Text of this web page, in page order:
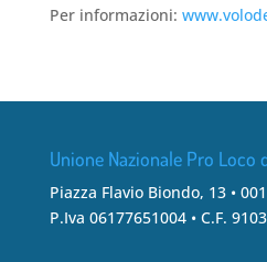
Per informazioni:
Unione Nazionale Pro Loco
Piazza Flavio Biondo, 13 •
P.Iva 06177651004 • C.F.